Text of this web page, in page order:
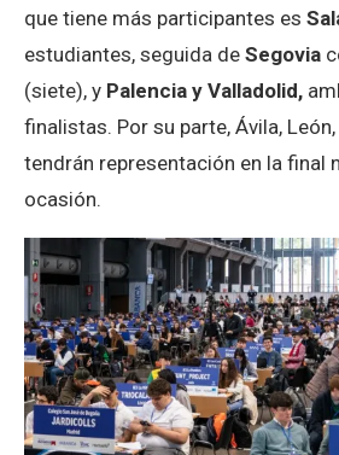
que tiene más participantes es
estudiantes, seguida de Segovia
(siete), y Palencia y Valladolid,
finalistas. Por su parte, Ávila,
tendrán representación en la final
ocasión.